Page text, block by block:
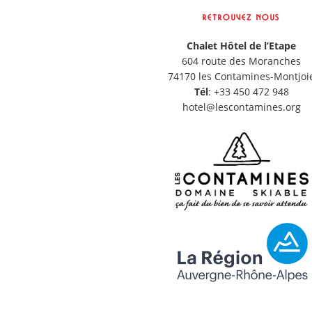
RETROUVEZ NOUS
Chalet Hôtel de l’Etape
604 route des Moranches
74170 les Contamines-
Tél: +33 450 472 948
hotel@lescontamines.org